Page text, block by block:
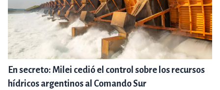
En secreto: Milei cedió el control sobre los recursos
hídricos argentinos al Comando Sur